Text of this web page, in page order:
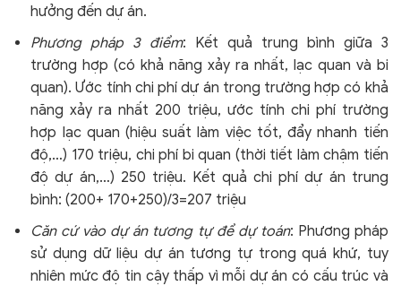
hưởng đến dự án.
Phương pháp 3 điểm: Kết quả trung bình giữa 3
trường hợp (có khả năng xảy ra nhất, lạc quan và bi
quan). Ước tính chi phí dự án trong trường hợp có khả
năng xảy ra nhất 200 triệu, ước tính chi phí trường
hợp lạc quan (hiệu suất làm việc tốt, đẩy nhanh tiến
độ,…) 170 triệu, chi phí bi quan (thời tiết làm chậm tiến
độ dự án,…) 250 triệu. Kết quả chi phí dự án trung
bình: (200+ 170+250)/3=207 triệu
Căn cứ vào dự án tương tự để dự toán: Phương pháp
sử dụng dữ liệu dự án tương tự trong quá khứ, tuy
nhiên mức độ tin cậy thấp vì mỗi dự án có cấu trúc và